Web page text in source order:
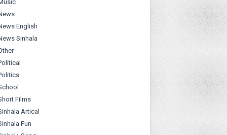
English
Sinhala
Films
Artical
Fun